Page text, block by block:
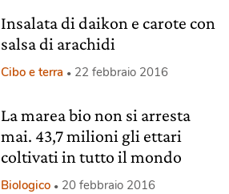
Insalata di daikon e carote con
salsa di arachidi
Cibo e terra 22 febbraio 2016
La marea bio non si arresta
mai. 43,7 milioni gli ettari
coltivati in tutto il mondo
Biologico 20 febbraio 2016